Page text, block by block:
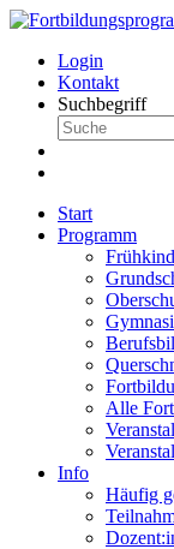
Login
Kontakt
Suchbegriff
Start
Programm
Alle
Info
Häufig